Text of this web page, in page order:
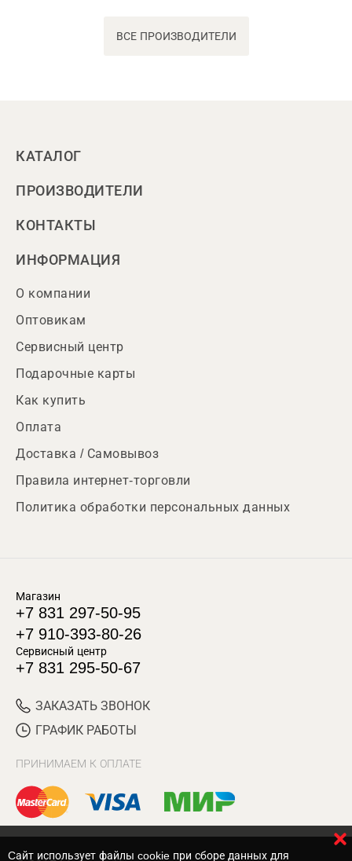
ВСЕ ПРОИЗВОДИТЕЛИ
КАТАЛОГ
ПРОИЗВОДИТЕЛИ
КОНТАКТЫ
ИНФОРМАЦИЯ
О компании
Оптовикам
Сервисный центр
Подарочные карты
Как купить
Оплата
Доставка / Самовывоз
Правила интернет-торговли
Политика обработки персональных данных
Магазин
+7 831 297-50-95
+7 910-393-80-26
Сервисный центр
+7 831 295-50-67
ЗАКАЗАТЬ ЗВОНОК
ГРАФИК РАБОТЫ
ПРИНИМАЕМ К ОПЛАТЕ
Cайт использует файлы cookie при сборе данных для